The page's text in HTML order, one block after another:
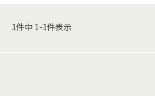
1件中 1-1件表示